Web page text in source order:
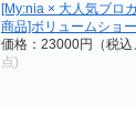
[My:nia × 大人気ブロ
商品]ボリュームショ
価格：23000円（税込
点)